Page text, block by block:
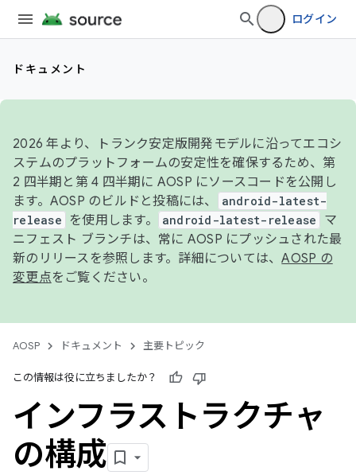
ログイン
ドキュメント
2026 年より、トランク安定版開発モデルに沿ってエコシ
ステムのプラットフォームの安定性を確保するため、第
2 四半期と第 4 四半期に AOSP にソースコードを公開し
ます。AOSP のビルドと投稿には、
android-latest-
release
を使用します。 android-latest-release
マ
ニフェスト ブランチは、常に AOSP にプッシュされた最
新のリリースを参照します。詳細については、AOSP の
変更点をご覧ください。
AOSP ドキュメント 主要トピック
この情報は役に立ちましたか？
インフラストラクチャ
の構成